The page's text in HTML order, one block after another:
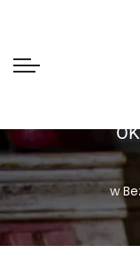
DRISHTI –
w